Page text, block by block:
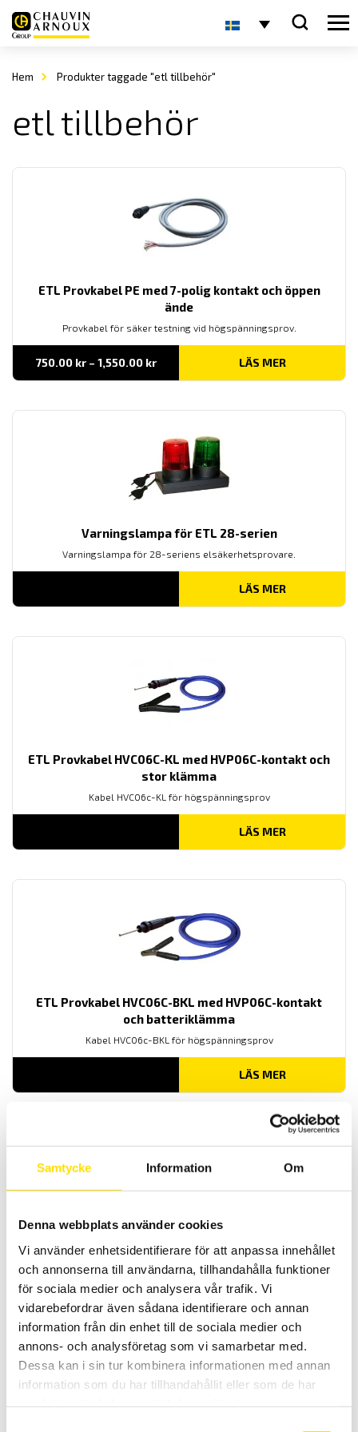
Samtycke Information Om
Denna webbplats använder cookies
Vi använder enhetsidentifierare för att anpassa innehållet
och annonserna till användarna, tillhandahålla funktioner
för sociala medier och analysera vår trafik. Vi
vidarebefordrar även sådana identifierare och annan
information från din enhet till de sociala medier och
annons- och analysföretag som vi samarbetar med.
Dessa kan i sin tur kombinera informationen med annan
information som du har tillhandahållit eller som de har
Hem Produkter taggade "etl tillbehör"
etl tillbehör
ETL Provkabel PE med 7-polig kontakt och öppen
ände
Provkabel för säker testning vid högspänningsprov.
750.00 kr – 1,550.00 krPrisintervall:
till
LÄS MER
Varningslampa för ETL 28-serien
Varningslampa för 28-seriens elsäkerhetsprovare.
LÄS MER
ETL Provkabel HVC06C-KL med HVP06C-kontakt och
stor klämma
Kabel HVC06c-KL för högspänningsprov
LÄS MER
ETL Provkabel HVC06C-BKL med HVP06C-kontakt
och batteriklämma
Kabel HVC06c-BKL för högspänningsprov
LÄS MER
ETL Provkabel PE med 7-polig kontakt och magnet
Provpistoler för säker testning vid högspänningsprov.
LÄS MER